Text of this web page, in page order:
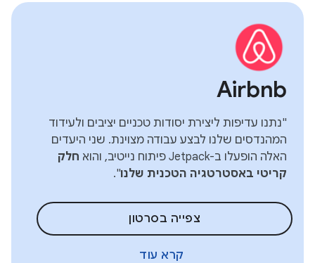
Airbnb
"נתנו עדיפות ליצירת יסודות טכניים יציבים ולעידוד
המהנדסים שלנו לבצע עבודה מצוינת. שני היעדים
האלה הופעלו ב-Jetpack פיתוח נייטיב, והוא
חלק
קריטי באסטרטגיה הטכנית שלנו".
צפייה בסרטון
קרא עוד